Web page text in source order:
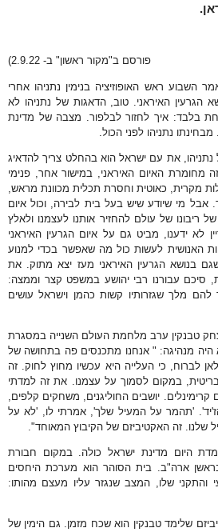
פורסם ב"מקור ראשון" ב- 2.9.22)
השבוע ראש האופוזיציה בנימין נתניהו אחרי
האיראני. טוב, הדאגות של נתניהו לא
בלבד: איך לחזור לבלפור. מצבה של מדינת
נתניהו לפני הכול.
נתניהו, את עם ישראל הוא בהחלט צריך להדאיג
מחומרת האיום האיראני, במישור אחר, פנימי
מקרית, כאוטית וחסרת תכלית מכוונת מראש,
אבל מי שיודע שיש בעל בית לבירה, וכול איום
ריבונו של עולם להחזיר אותנו לעצמנו ולאלץ
לא ידענו, מביט גם על איום הגרעין האיראני
האנושית לעשות כול מה שאפשר בכדי למנוע
בנושא הגרעין האיראני מעז יצא מתוק. את
סיכם עבורנו רבי יהושע במשפט קצר וממצה:
מלך שגזרותיו קשות כהמן וישראל עושים
טבנקין ערב מלחמת העולם השנייה במסגרת
היה מנהיגה: " אנחנו מתכנסים פה בתחושה של
לברוח, כי העלייה היא עכשיו מחוץ לחוק. זה
במקום לסמוך על עצמנו. את זה למדתי
יושבים החוליגנים, משחקים קלפים,
'תהמר על המעיל שלך', אמרתי לו, 'לא על
זה האקטיביזם של הקיבוץ המאוחד".
היום מדינת ישראל כולה. במקום חבורת
ארה"ב. בית הסוהר הוא מערכת היחסים
והתקני שלו, המצב שנגזר עליו מעצם מהותו:
שלימד טבנקין הוא שכח מזמן. גם הימין של